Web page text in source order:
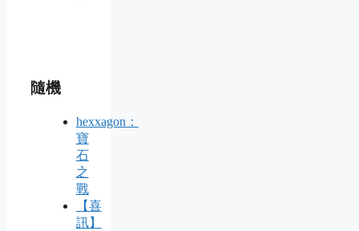
隨機
hexxagon：
寶
石
之
戰
【喜
訊】